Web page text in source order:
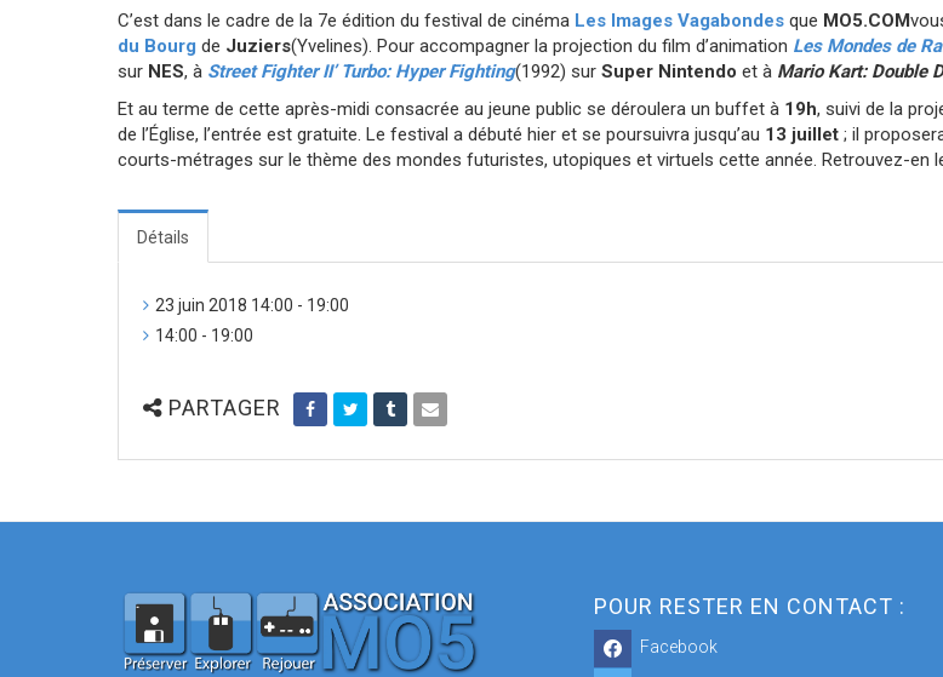
C’est dans le cadre de la 7e édition du festival de cinéma Les Images Vagabondes que MO5.COM
du Bourg de Juziers(Yvelines). Pour accompagner la projection du film d’animation Les Mondes de
sur NES, à Street Fighter II’ Turbo: Hyper Fighting(1992) sur Super Nintendo et à Mario Kart: Double
Et au terme de cette après-midi consacrée au jeune public se déroulera un buffet à 19h, suivi de la
de l’Église, l’entrée est gratuite. Le festival a débuté hier et se poursuivra jusqu’au 13 juillet ; il
courts-métrages sur le thème des mondes futuristes, utopiques et virtuels cette année. Retrouvez-en
Détails
23 juin 2018 14:00 - 19:00
14:00 - 19:00
PARTAGER
POUR RESTER EN CONTACT :
Facebook